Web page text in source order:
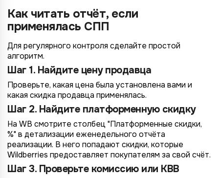
Как читать отчёт, если
применялась СПП
Для регулярного контроля сделайте простой
алгоритм.
Шаг 1. Найдите цену продавца
Проверьте, какая цена была установлена вами и
какая скидка продавца применялась.
Шаг 2. Найдите платформенную скидку
На WB смотрите столбец "Платформенные скидки,
%" в детализации еженедельного отчёта
реализации. В него попадают скидки, которые
Wildberries предоставляет покупателям за свой счёт.
Шаг 3. Проверьте комиссию или КВВ